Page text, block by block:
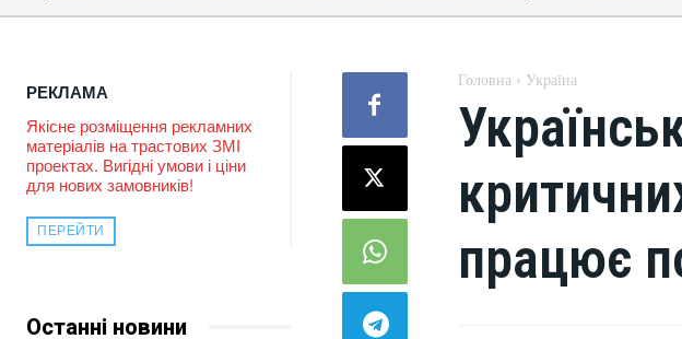
РЕКЛАМА
Якісне розміщення рекламних
матеріалів на трастових ЗМІ
проектах. Вигідні умови і ціни
для нових замовників!
ПЕРЕЙТИ
Останні новини
Головна Україна
працює